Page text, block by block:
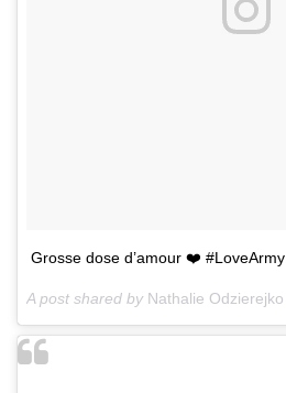
Grosse dose d’amour ❤️ #LoveArmy
A post shared by Nathalie Odzierejko